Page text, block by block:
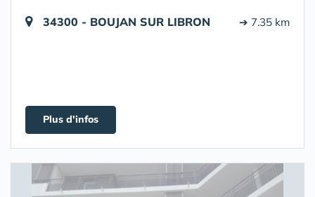
34300 - BOUJAN SUR LIBRON ➔ 7.35 km
Plus d'infos